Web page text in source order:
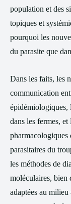
population et des
topiques et
pourquoi les
du parasite que
Dans les faits, les
communication
épidémiologiques,
dans les fermes,
pharmacologiques
parasitaires du
les méthodes de
moléculaires, bien
adaptées au